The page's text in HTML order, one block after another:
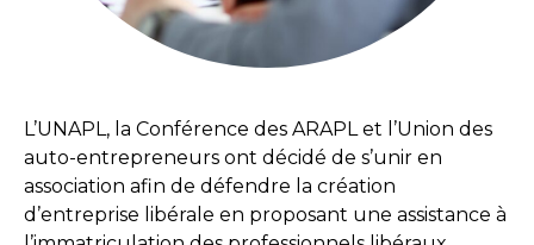
L’UNAPL, la Conférence des ARAPL et l’Union des
auto-entrepreneurs ont décidé de s’unir en
association afin de défendre la création
d’entreprise libérale en proposant une assistance à